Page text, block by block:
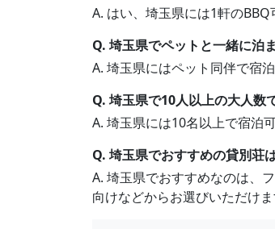
A. はい、埼玉県には1軒の
Q. 埼玉県でペットと一緒に泊
A. 埼玉県にはペット同伴で宿
Q. 埼玉県で10人以上の大人数
A. 埼玉県には10名以上で宿泊
Q. 埼玉県でおすすめの貸別荘
A. 埼玉県でおすすめなのは、
向けなどからお選びいただけま